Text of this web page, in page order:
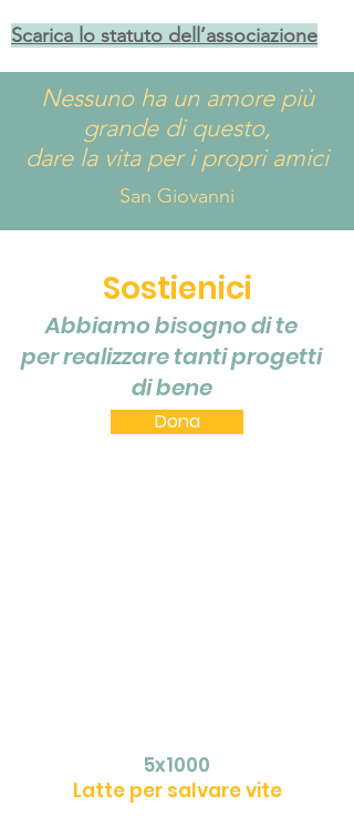
Scarica lo statuto dell’associazione
Nessuno ha un amore più
grande di questo,
dare la vita per i propri amici
San Giovanni
Sostienici
Abbiamo bisogno di te
per realizzare tantiprogetti
di bene
Dona
5x1000
Latte per salvare vite